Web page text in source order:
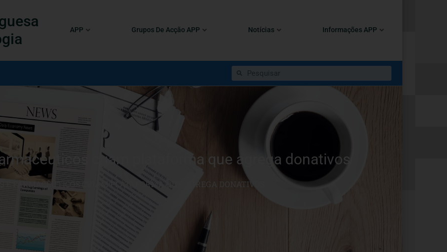
APP Grupos De Acção APP Notícias Informações APP
criam plataforma que agrega donativos
E FARMACÊUTICOS CRIAM PLATAFORMA QUE AGREGA DONATIVOS